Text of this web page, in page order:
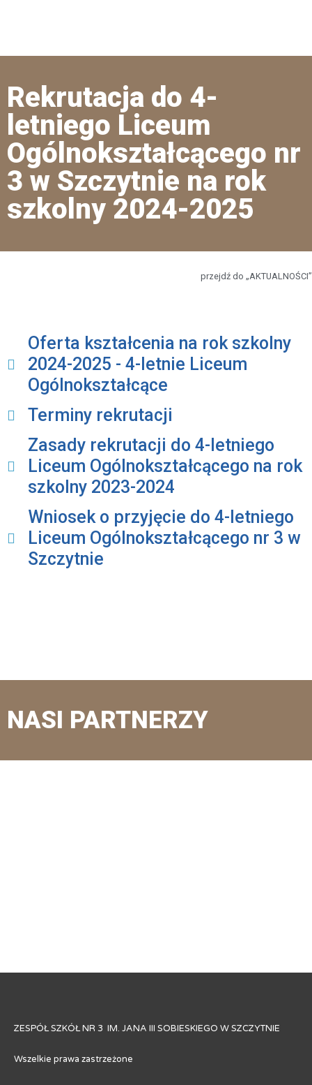
Rekrutacja do 4-
letniego Liceum
Ogólnokształcącego nr
3 w Szczytnie na rok
szkolny 2024-2025
przejdź do „AKTUALNOŚCI”
Oferta kształcenia na rok szkolny
2024-2025 - 4-letnie Liceum
Ogólnokształcące
Terminy rekrutacji
Zasady rekrutacji do 4-letniego
Liceum Ogólnokształcącego na rok
szkolny 2023-2024
Wniosek o przyjęcie do 4-letniego
Liceum Ogólnokształcącego nr 3 w
Szczytnie
NASI PARTNERZY
ZESPÓŁ SZKÓŁ NR 3 IM. JANA III SOBIESKIEGO W SZCZYTNIE
Wszelkie prawa zastrzeżone